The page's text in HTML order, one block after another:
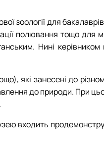
зоології для
полювання тощо для
Нині
які занесені до
до природи. При
входить